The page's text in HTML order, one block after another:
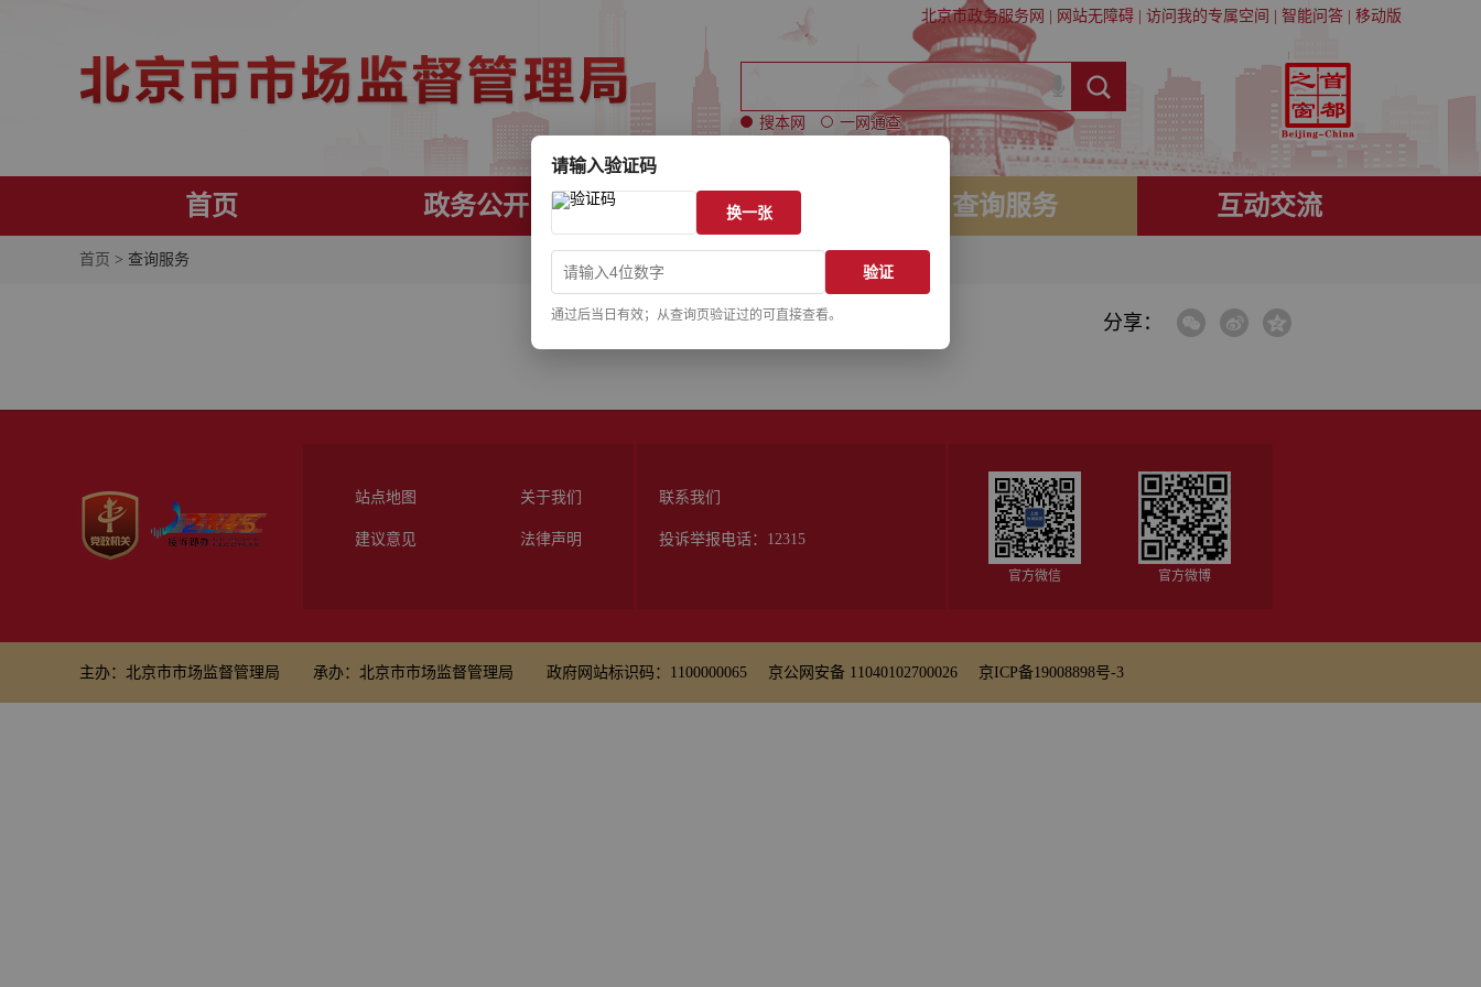
北京市政务服务网 网站无障碍 访问我的专属空间 智能问答 移动版
搜本网 一网通查
首页 政务公开 办事服务 查询服务 互动交流
首页 > 查询服务
分享：
站点地图 关于我们
建议意见 法律声明
联系我们
投诉举报电话：12315
官方微信 官方微博
主办：北京市市场监督管理局 承办：北京市市场监督管理局 政府网站标识码：1100000065 京公网安备 11040102700026 京ICP备19008898号-3
请输入验证码
换一张
验证
通过后当日有效；从查询页验证过的可直接查看。